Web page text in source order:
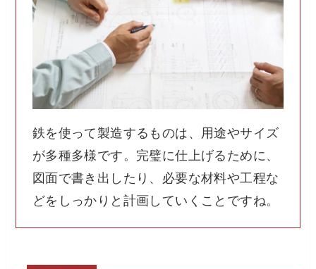
鉄を使って製造するものは、用途やサイズ
が多種多様です。完璧に仕上げるために、
図面で書き出したり、必要な材料や工程な
どをしっかりと計画していくことですね。